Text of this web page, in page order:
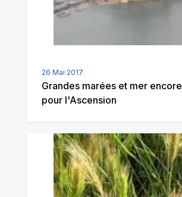
26 Mai 2017
Grandes marées et mer
pour l'Ascension